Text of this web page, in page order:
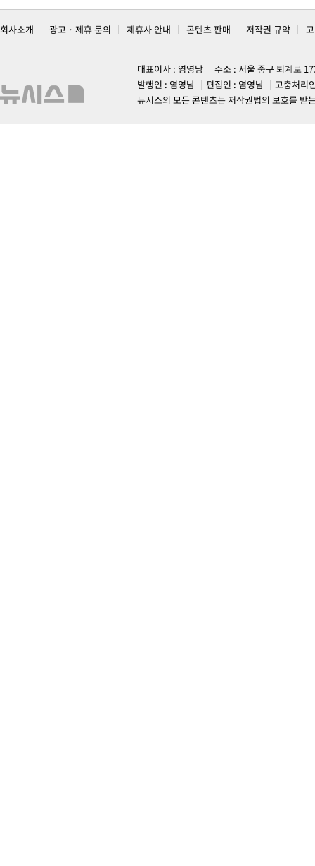
회사소개 광고 · 제휴 문의 제휴사 안내 콘텐츠 판매 저작권 규약
대표이사 : 염영남
주소 : 서울 중구 퇴계로
발행인 : 염영남
편집인 : 염영남
고충처리
뉴시스의 모든 콘텐츠는 저작권법의 보호를